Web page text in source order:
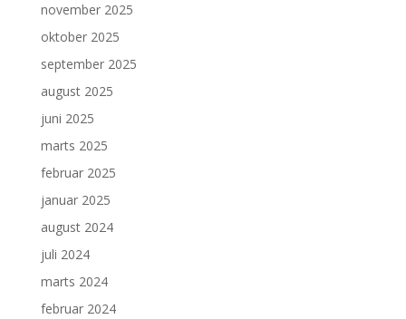
november 2025
oktober 2025
september 2025
august 2025
juni 2025
marts 2025
februar 2025
januar 2025
august 2024
juli 2024
marts 2024
februar 2024